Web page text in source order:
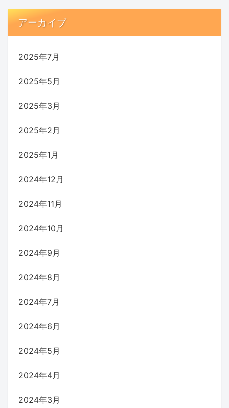
アーカイブ
2025年7月
2025年5月
2025年3月
2025年2月
2025年1月
2024年12月
2024年11月
2024年10月
2024年9月
2024年8月
2024年7月
2024年6月
2024年5月
2024年4月
2024年3月